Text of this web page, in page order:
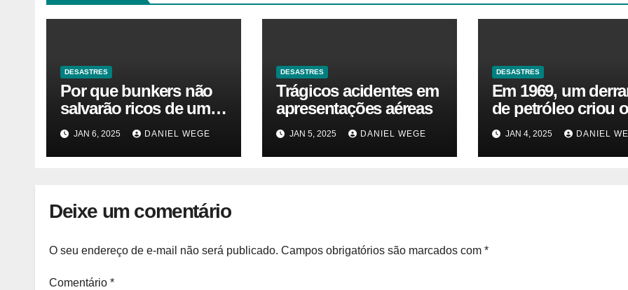
DESASTRES
Por que bunkers não
salvarão ricos de um
desastre nuclear
JAN 6, 2025 DANIEL WEGE
DESASTRES
Trágicos acidentes em
apresentações aéreas
JAN 5, 2025 DANIEL WEGE
DESASTRES
Em 1969, um
de petróleo criou o
da Terra. Agora,
gasoduto pode
| Sustentabilidade
JAN 4, 2025 DANIEL
Deixe um comentário
O seu endereço de e-mail não será publicado. Campos obrigatórios são marcados com *
Comentário *